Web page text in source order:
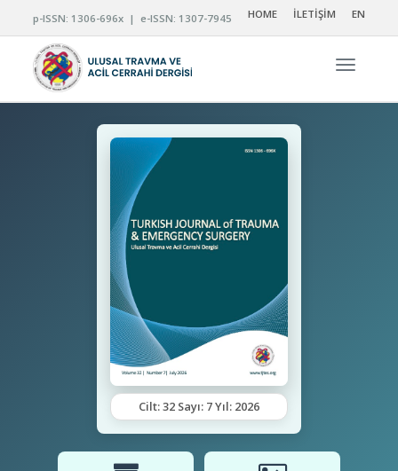
p-ISSN: 1306-696x | e-ISSN: 1307-7945 HOME İLETİŞİM EN
Cilt: 32 Sayı: 7 Yıl: 2026